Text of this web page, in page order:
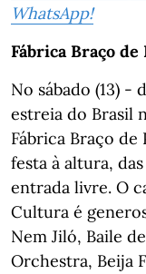
WhatsApp!
Fábrica Braço de
No sábado (13) -
estreia do Brasil
Fábrica Braço de
festa à altura,
entrada livre. O
Cultura é
Nem Jiló, Baile
Orchestra, Beija